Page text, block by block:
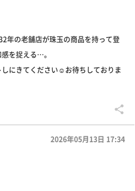
年の老舗店が珠玉の商品を持って登
を捉える…。
にきてください☺️お待ちしておりま
2026年05月13日 17:34